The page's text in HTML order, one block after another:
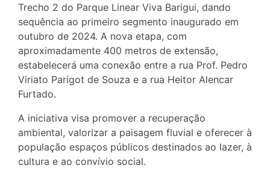
Trecho 2 do Parque Linear Viva Barigui, dando
sequência ao primeiro segmento inaugurado em
outubro de 2024. A nova etapa, com
aproximadamente 400 metros de extensão,
estabelecerá uma conexão entre a rua Prof. Pedro
Viriato Parigot de Souza e a rua Heitor Alencar
Furtado.
A iniciativa visa promover a recuperação
ambiental, valorizar a paisagem fluvial e oferecer à
população espaços públicos destinados ao lazer, à
cultura e ao convívio social.